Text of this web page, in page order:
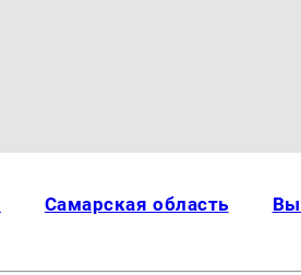
Самарская область